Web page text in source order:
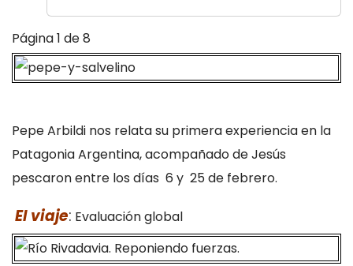
Página 1 de 8
Pepe Arbildi nos relata su primera experiencia en la
Patagonia Argentina, acompañado de Jesús
pescaron entre los días 6 y 25 de febrero.
El viaje: Evaluación global